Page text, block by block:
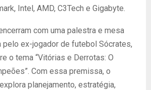
Intel, AMD, C3Tech e Gigabyte.
com uma palestra e mesa
pelo ex-jogador de futebol Sócrates,
o tema “Vitórias e Derrotas: O
Com essa premissa, o
planejamento, estratégia,